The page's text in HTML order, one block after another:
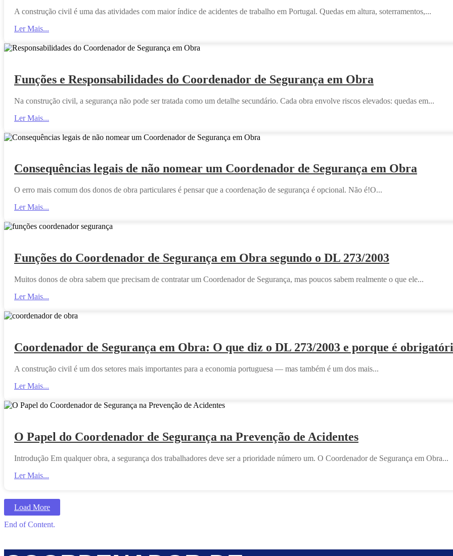
A construção civil é uma das atividades com maior índice de acidentes de trabalho em Portugal. Quedas em altura, soterramentos,...
Ler Mais...
Funções e Responsabilidades do Coordenador de Segurança em Obra
Na construção civil, a segurança não pode ser tratada como um detalhe secundário. Cada obra envolve riscos elevados: quedas em...
Ler Mais...
Consequências legais de não nomear um Coordenador de Segurança em Obra
O erro mais comum dos donos de obra particulares é pensar que a coordenação de segurança é opcional. Não é!O...
Ler Mais...
Funções do Coordenador de Segurança em Obra segundo o DL 273/2003
Muitos donos de obra sabem que precisam de contratar um Coordenador de Segurança, mas poucos sabem realmente o que ele...
Ler Mais...
Coordenador de Segurança em Obra: O que diz o DL 273/2003 e porque é
A construção civil é um dos setores mais importantes para a economia portuguesa — mas também é um dos mais...
Ler Mais...
O Papel do Coordenador de Segurança na Prevenção de Acidentes
Introdução Em qualquer obra, a segurança dos trabalhadores deve ser a prioridade número um. O Coordenador de Segurança em Obra...
Ler Mais...
Load More
End of Content.